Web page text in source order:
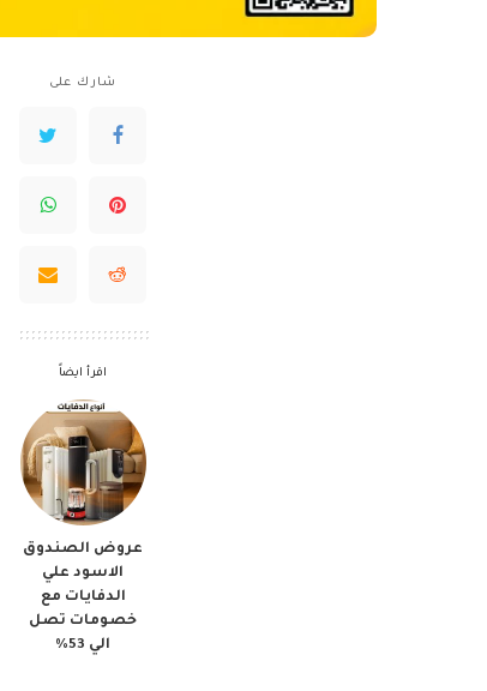
شارك على
اقرأ ايضاً
عروض الصندوق
الاسود علي
الدفايات مع
خصومات تصل
الي 53%